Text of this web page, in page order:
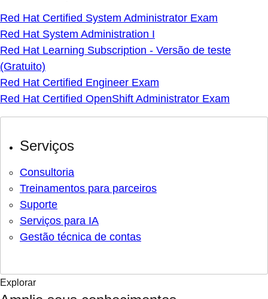
Red Hat Certified System Administrator Exam
Red Hat System Administration I
Red Hat Learning Subscription - Versão de teste
(Gratuito)
Red Hat Certified Engineer Exam
Red Hat Certified OpenShift Administrator Exam
Serviços
Consultoria
Treinamentos para parceiros
Suporte
Serviços para IA
Gestão técnica de contas
Explorar